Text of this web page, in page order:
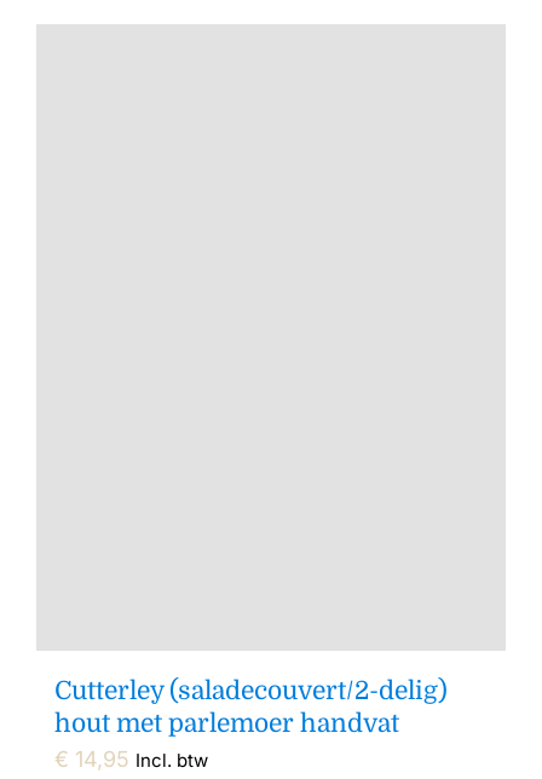
Cutterley (saladecouvert/2-delig)
hout met parlemoer handvat
€ 14,95 Incl. btw